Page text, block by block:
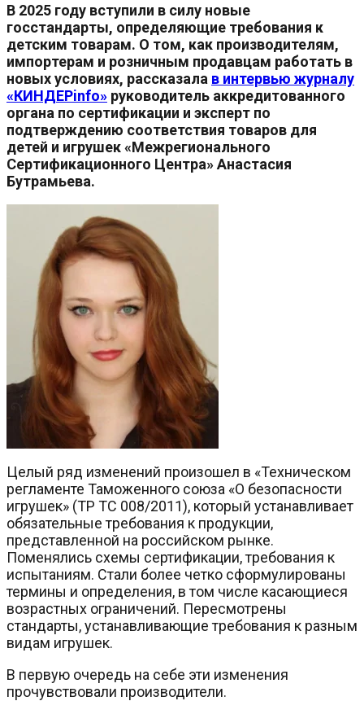
В 2025 году вступили в силу новые
госстандарты, определяющие требования к
детским товарам. О том, как производителям,
импортерам и розничным продавцам работать в
новых условиях, рассказала в интервью журналу
«КИНДЕРinfo» руководитель аккредитованного
органа по сертификации и эксперт по
подтверждению соответствия товаров для
детей и игрушек «Межрегионального
Сертификационного Центра» Анастасия
Бутрамьева.
Целый ряд изменений произошел в «Техническом
регламенте Таможенного союза «О безопасности
игрушек» (ТР ТС 008/2011), который устанавливает
обязательные требования к продукции,
представленной на российском рынке.
Поменялись схемы сертификации, требования к
испытаниям. Стали более четко сформулированы
термины и определения, в том числе касающиеся
возрастных ограничений. Пересмотрены
стандарты, устанавливающие требования к разным
видам игрушек.
В первую очередь на себе эти изменения
прочувствовали производители.